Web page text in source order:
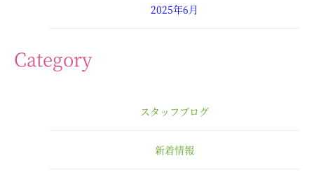
2025年6月
Category
スタッフブログ
新着情報